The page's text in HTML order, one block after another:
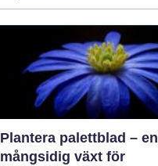
Plantera palettblad – en
mångsidig växt för